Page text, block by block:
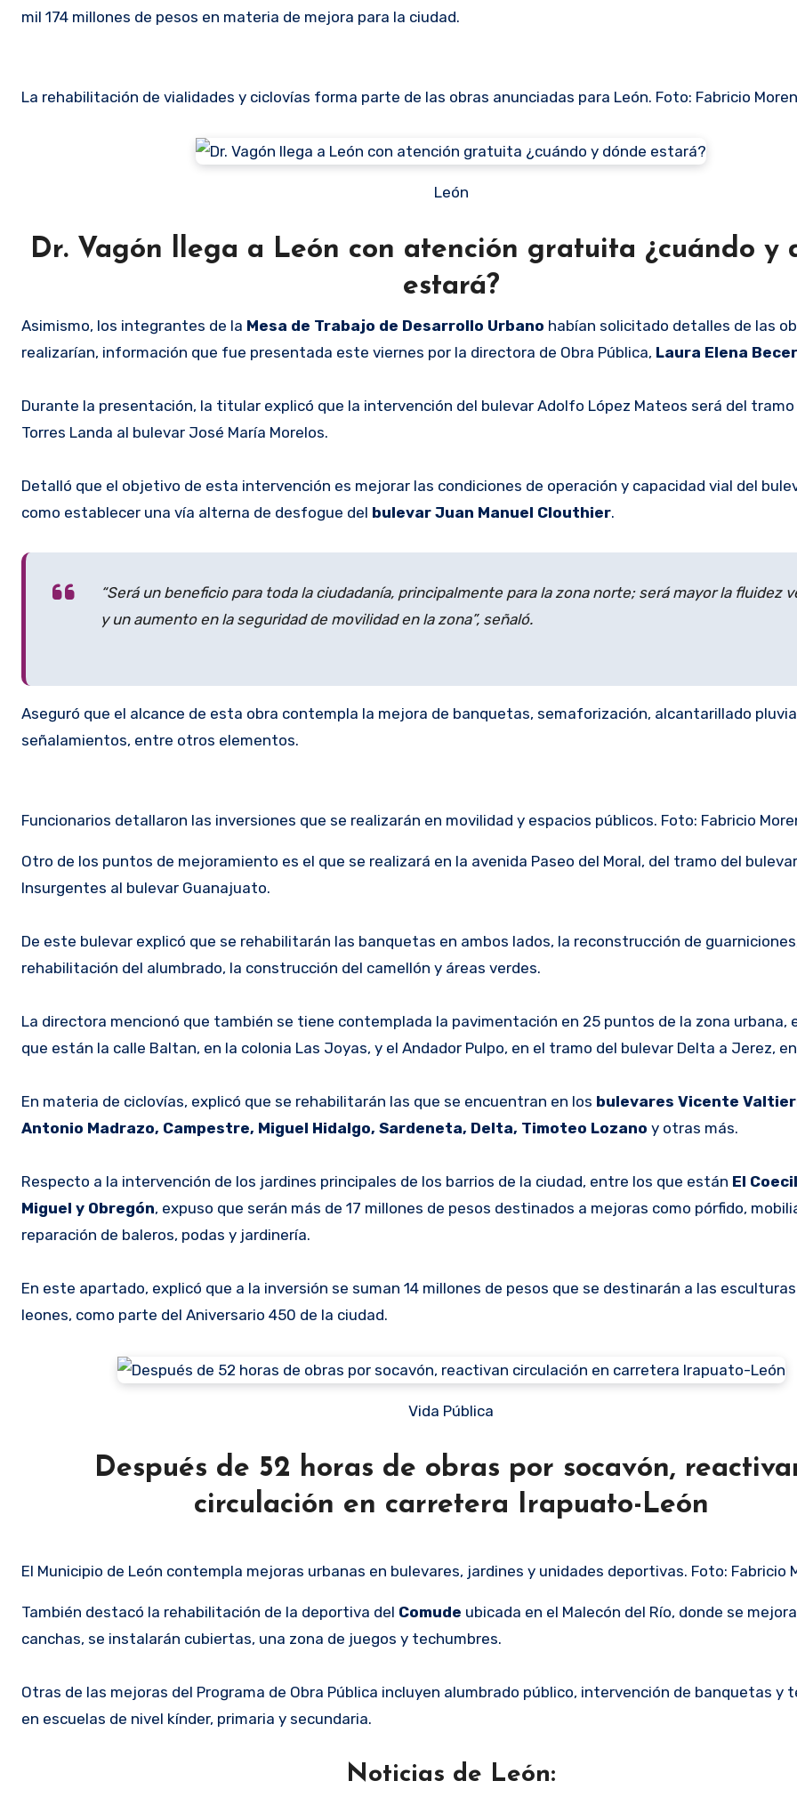
mil 174 millones de pesos en materia de mejora para la ciudad.
La rehabilitación de vialidades y ciclovías forma parte de las obras anunciadas para León. Foto: Fabricio
León
Dr. Vagón llega a León con atención gratuita ¿cuándo y
estará?
Asimismo, los integrantes de la Mesa de Trabajo de Desarrollo Urbano habían solicitado detalles de las
realizarían, información que fue presentada este viernes por la directora de Obra Pública, Laura Elena
Durante la presentación, la titular explicó que la intervención del bulevar Adolfo López Mateos será del
Torres Landa al bulevar José María Morelos.
Detalló que el objetivo de esta intervención es mejorar las condiciones de operación y capacidad vial del
como establecer una vía alterna de desfogue del bulevar Juan Manuel Clouthier.
“Será un beneficio para toda la ciudadanía, principalmente para la zona norte; será mayor la fluidez
y un aumento en la seguridad de movilidad en la zona”, señaló.
Aseguró que el alcance de esta obra contempla la mejora de banquetas, semaforización, alcantarillado
señalamientos, entre otros elementos.
Funcionarios detallaron las inversiones que se realizarán en movilidad y espacios públicos. Foto: Fabricio
Otro de los puntos de mejoramiento es el que se realizará en la avenida Paseo del Moral, del tramo del bulevar
Insurgentes al bulevar Guanajuato.
De este bulevar explicó que se rehabilitarán las banquetas en ambos lados, la reconstrucción de
rehabilitación del alumbrado, la construcción del camellón y áreas verdes.
La directora mencionó que también se tiene contemplada la pavimentación en 25 puntos de la zona urbana,
que están la calle Baltan, en la colonia Las Joyas, y el Andador Pulpo, en el tramo del bulevar Delta a Jerez,
En materia de ciclovías, explicó que se rehabilitarán las que se encuentran en los bulevares Vicente
Antonio Madrazo, Campestre, Miguel Hidalgo, Sardeneta, Delta, Timoteo Lozano y otras más.
Respecto a la intervención de los jardines principales de los barrios de la ciudad, entre los que están El
Miguel y Obregón, expuso que serán más de 17 millones de pesos destinados a mejoras como pórfido,
reparación de baleros, podas y jardinería.
En este apartado, explicó que a la inversión se suman 14 millones de pesos que se destinarán a las
leones, como parte del Aniversario 450 de la ciudad.
Vida Pública
Después de 52 horas de obras por socavón,
circulación en carretera Irapuato-León
El Municipio de León contempla mejoras urbanas en bulevares, jardines y unidades deportivas. Foto: Fabricio
También destacó la rehabilitación de la deportiva del Comude ubicada en el Malecón del Río, donde se
canchas, se instalarán cubiertas, una zona de juegos y techumbres.
Otras de las mejoras del Programa de Obra Pública incluyen alumbrado público, intervención de banquetas y
en escuelas de nivel kínder, primaria y secundaria.
Noticias de León: